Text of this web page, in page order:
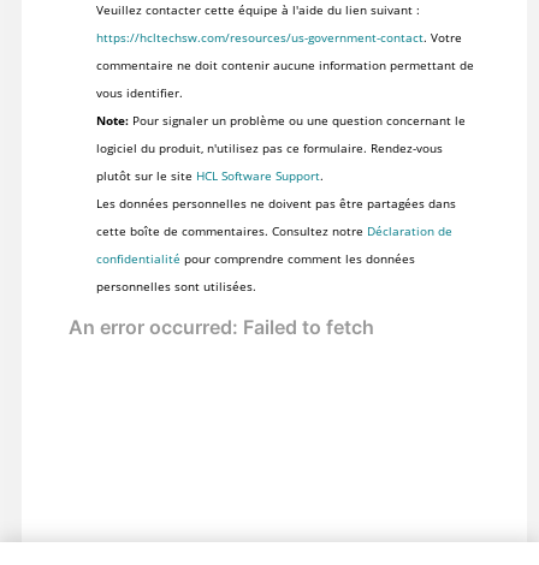
Veuillez contacter cette équipe à l'aide du lien suivant :
https://hcltechsw.com/resources/us-government-contact. Votre
commentaire ne doit contenir aucune information permettant de
vous identifier.
Note:Pour signaler un problème ou une question concernant le
logiciel du produit, n'utilisez pas ce formulaire. Rendez-vous
plutôt sur le site HCL Software Support.
Les données personnelles ne doivent pas être partagées dans
cette boîte de commentaires. Consultez notre Déclaration de
confidentialité pour comprendre comment les données
personnelles sont utilisées.